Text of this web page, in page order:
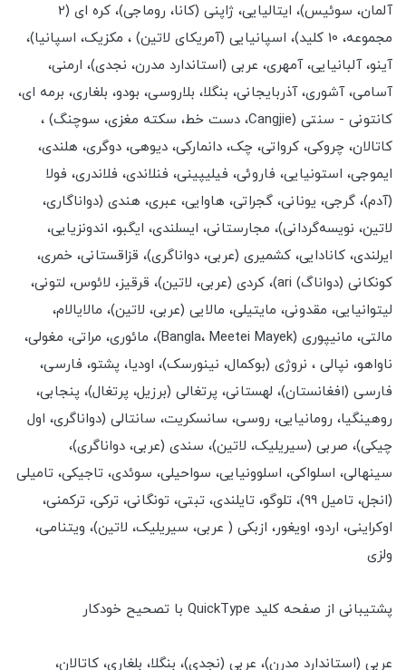
آلمان، سوئیس)، ایتالیایی، ژاپنی (کانا، روماجی)، کره ای (2
مجموعه، 10 کلید)، اسپانیایی (آمریکای لاتین) ، مکزیک، اسپانیا)،
آینو، آلبانیایی، آمهری، عربی (استاندارد مدرن، نجدی)، ارمنی،
آسامی، آشوری، آذربایجانی، بنگلا، بلاروسی، بودو، بلغاری، برمه ای،
کانتونی - سنتی (Cangjie، دست خط، سکته مغزی، سوچنگ) ،
کاتالان، چروکی، کرواتی، چک، دانمارکی، دیوهی، دوگری، هلندی،
ایموجی، استونیایی، فاروئی، فیلیپینی، فنلاندی، فلاندری، فولا
(آدم)، گرجی، یونانی، گجراتی، هاوایی، عبری، هندی (دواناگاری،
لاتین، نویسه‌گردانی)، مجارستانی، ایسلندی، ایگبو، اندونزیایی،
ایرلندی، کانادایی، کشمیری (عربی، دواناگری)، قزاقستانی، خمری،
کونکانی (دواناگ) ari)، کردی (عربی، لاتین)، قرقیز، لائوس، لتونی،
لیتوانیایی، مقدونی، مایتیلی، مالایی (عربی، لاتین)، مالایالام،
مالتی، مانیپوری (Bangla، Meetei Mayek)، مائوری، مراتی، مغولی،
ناواهو، نپالی ، نروژی (بوکمال، نینورسک)، اودیا، پشتو، فارسی،
فارسی (افغانستان)، لهستانی، پرتغالی (برزیل، پرتغال)، پنجابی،
روهینگیا، رومانیایی، روسی، سانسکریت، سانتالی (دواناگری، اول
چیکی)، صربی (سیریلیک، لاتین)، سندی (عربی، دواناگری)،
سینهالی، اسلواکی، اسلوونیایی، سواحیلی، سوئدی، تاجیکی، تامیلی
(انجل، تامیل 99)، تلوگو، تایلندی، تبتی، تونگانی، ترکی، ترکمنی،
اوکراینی، اردو، اویغور، ازبکی ( عربی، سیریلیک، لاتین)، ویتنامی،
ولزی
پشتیبانی از صفحه کلید QuickType با تصحیح خودکار
عربی (استاندارد مدرن)، عربی (نجدی)، بنگلا، بلغاری، کاتالان،